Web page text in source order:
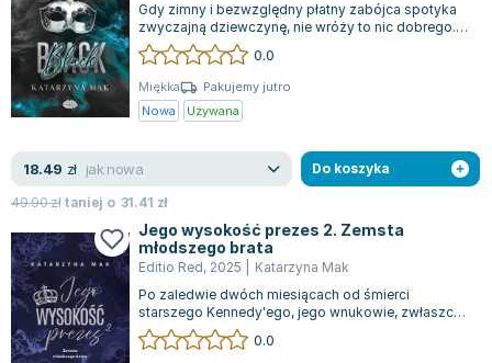
Gdy zimny i bezwzględny płatny zabójca spotyka
zwyczajną dziewczynę, nie wróży to nic dobrego.
Los połączył losy kobiety z kimś, d...
0.0
Miękka
Pakujemy jutro
Nowa
Używana
18.49 zł jak nowa
49.90złtaniej o 31.41 zł
Do koszyka
Jego wysokość prezes 2. Zemsta
młodszego brata
Editio Red, 2025
Katarzyna Mak
Po zaledwie dwóch miesiącach od śmierci
starszego Kennedy'ego, jego wnukowie, zwłaszcza
starszy Liam, zmagają się z nowymi obowiąz...
0.0